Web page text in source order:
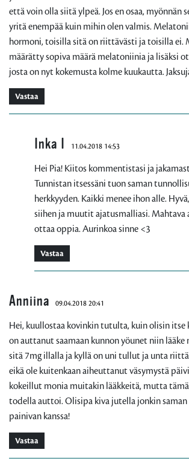
että voin olla siitä ylpeä. Jos en osaa, myönnän
yritä enempää kuin mihin olen valmis.
hormoni, toisilla sitä on riittävästi ja toisilla ei.
määrätty sopiva määrä melatoniinia ja lisäksi
josta on nyt kokemusta kolme kuukautta.
Vastaa
Inka I 11.04.2018 14:53
Hei Pia! Kiitos kommentistasi ja
Tunnistan itsessäni tuon saman
herkkyyden. Kaikki menee ihon alle.
siihen ja muutit ajatusmalliasi. Mahtava
ottaa oppia. Aurinkoa sinne <3
Vastaa
Anniina 09.04.2018 20:41
Hei, kuullostaa kovinkin tutulta, kuin olisin
on auttanut saamaan kunnon yöunet niin
sitä 7mg illalla ja kyllä on uni tullut ja unta
eikä ole kuitenkaan aiheuttanut väsymystä
kokeillut monia muitakin lääkkeitä, mutta
todella auttoi. Olisipa kiva jutella jonkin saman
painivan kanssa!
Vastaa